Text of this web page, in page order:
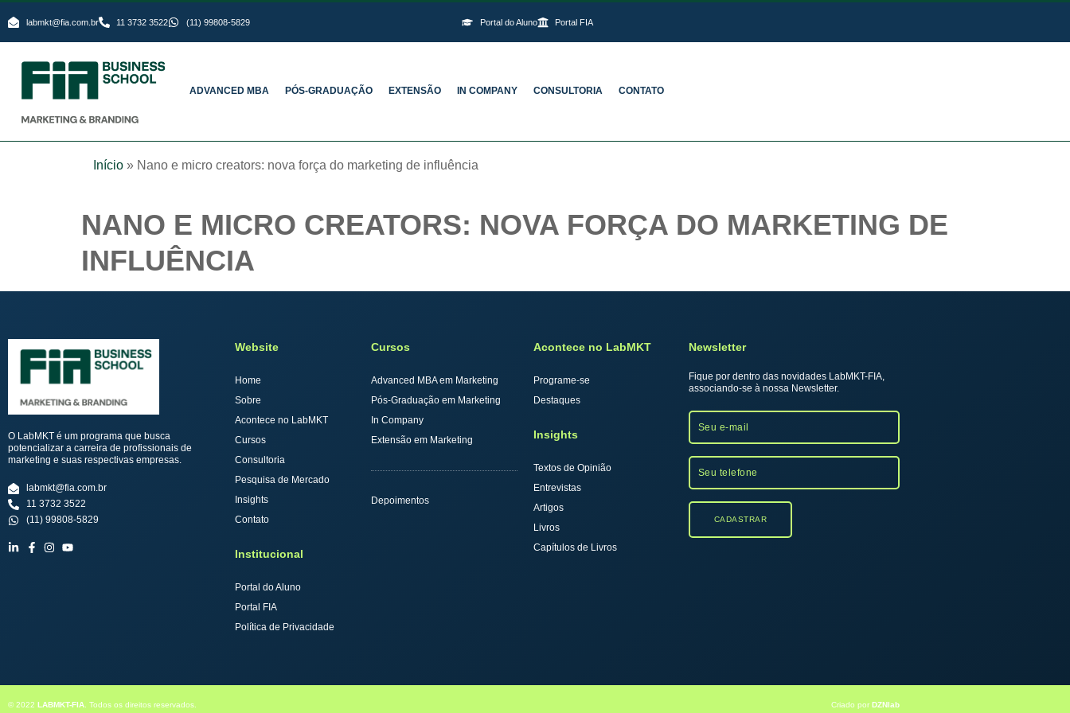
labmkt@fia.com.br 11 3732 3522 (11) 99808-5829 Portal do Aluno Portal FIA
ADVANCED MBA PÓS-GRADUAÇÃO EXTENSÃO IN COMPANY CONSULTORIA CONTATO
Início » Nano e micro creators: nova força do marketing de influência
NANO E MICRO CREATORS: NOVA FORÇA DO MARKETING DE
INFLUÊNCIA
O LabMKT é um programa que busca
potencializar a carreira de profissionais de
marketing e suas respectivas empresas.
labmkt@fia.com.br
11 3732 3522
(11) 99808-5829
Website
Home
Sobre
Acontece no LabMKT
Cursos
Consultoria
Pesquisa de Mercado
Insights
Contato
Institucional
Portal do Aluno
Portal FIA
Política de Privacidade
Cursos
Advanced MBA em Marketing
Pós-Graduação em Marketing
In Company
Extensão em Marketing
Depoimentos
Acontece no LabMKT
Programe-se
Destaques
Insights
Textos de Opinião
Entrevistas
Artigos
Livros
Capítulos de Livros
Newsletter
Fique por dentro das novidades LabMKT-FIA,
associando-se à nossa Newsletter.
© 2022 LABMKT-FIA. Todos os direitos reservados. Criado por DZNlab